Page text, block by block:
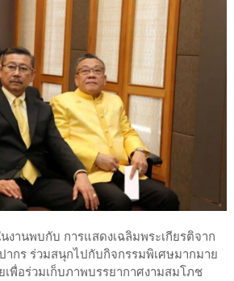
งานพบกับ การแสดงเฉลิมพระเกียรติจาก
ากร ร่วมสนุกไปกับกิจกรรมพิเศษมากมาย
พื่อร่วมเก็บภาพบรรยากาศงามสมโภช